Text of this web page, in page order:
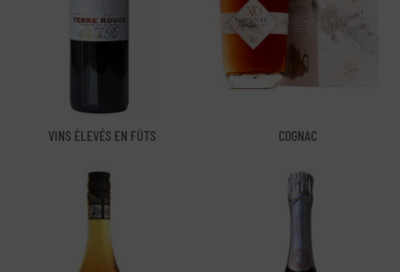
VINS ÉLEVÉS EN FÛTS COGNAC